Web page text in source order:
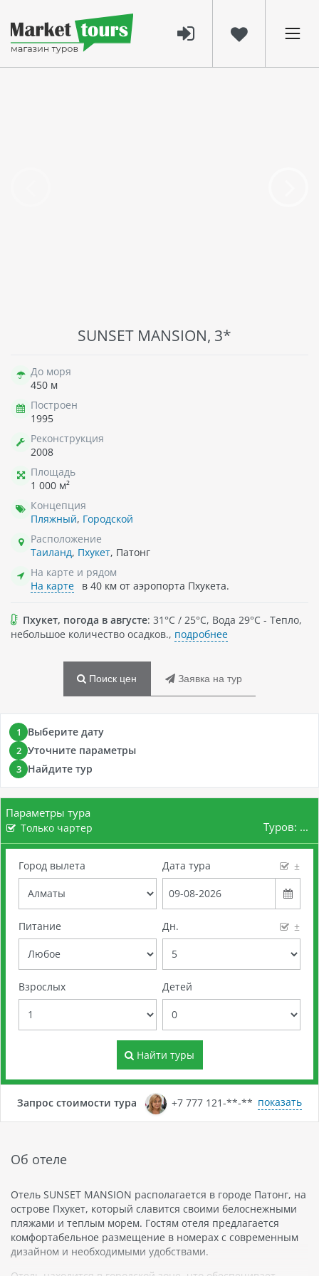
SUNSET MANSION, 3*
До моря
450 м
Построен
1995
Реконструкция
2008
Площадь
1 000 м²
Концепция
Пляжный, Городской
Расположение
Таиланд, Пхукет, Патонг
На карте и рядом
На карте
в 40 км от аэропорта Пхукета.
Пхукет, погода в августе: 31°C / 25°C, Вода 29°C - Тепло,
небольшое количество осадков., подробнее
Поиск цен Заявка на тур
1 Выберите дату
2 Уточните параметры
3 Найдите тур
Параметры тура
Только чартер Туров: ...
Город вылета Дата тура ±
Питание Дн. ±
Взрослых Детей
Найти туры
Запрос стоимости тура +7 777 121-**-** показать
Об отеле
Отель SUNSET MANSION располагается в городе Патонг, на
острове Пхукет, который славится своими белоснежными
пляжами и теплым морем. Гостям отеля предлагается
комфортабельное размещение в номерах с современным
дизайном и необходимыми удобствами.